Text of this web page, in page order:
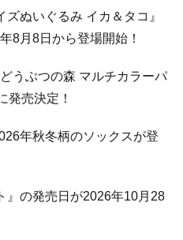
ズぬいぐるみ イカ＆タコ』
8月8日から登場開始！
うぶつの森 マルチカラーパ
発売決定！
年秋冬柄のソックスが登
』の発売日が2026年10月28